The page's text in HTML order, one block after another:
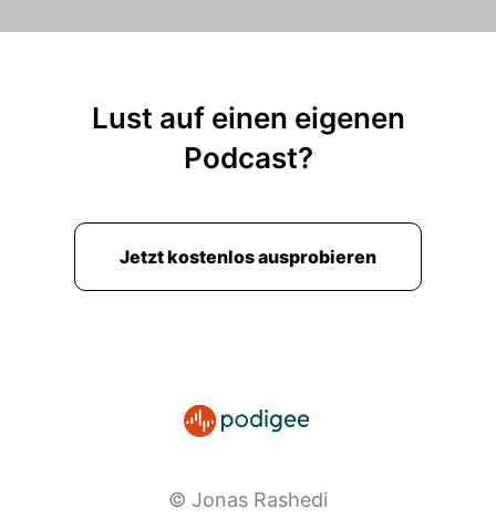
Lust auf einen eigenen
Podcast?
Jetzt kostenlos ausprobieren
© Jonas Rashedi